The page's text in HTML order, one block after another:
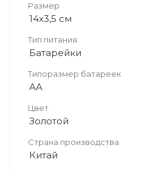
Размер
14x3,5 см
Тип питания
Батарейки
Типоразмер батареек
AA
Цвет
Золотой
Страна производства
Китай